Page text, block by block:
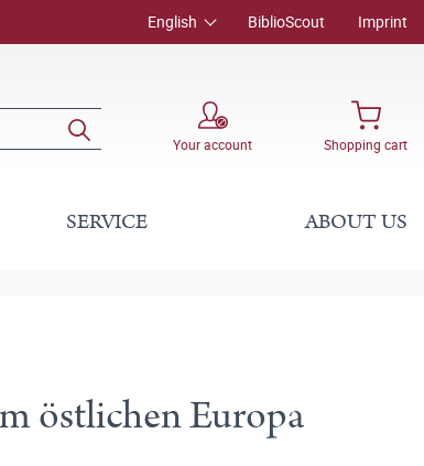
English BiblioScout Imprint
Your account Shopping cart
SERVICE ABOUT US
östlichen Europa